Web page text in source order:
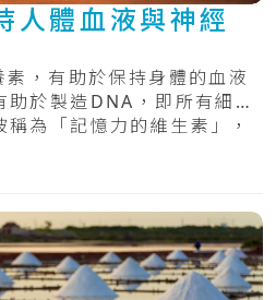
人體血液與神經
，有助於保持身體的血液
助於製造DNA，即所有細
為「記憶力的維生素」，